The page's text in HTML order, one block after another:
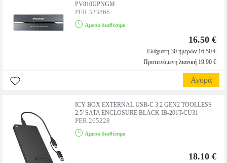
PV810UPNGM
PER.323866
Αμεσα διαθέσιμο
16.50 €
Ελάχιστη 30 ημερών 16.50 €
Προτεινόμενη λιανική 19.90 €
Αγορά
ICY BOX EXTERNAL USB-C 3.2 GEN2 TOOLLESS
2.5' SATA ENCLOSURE BLACK IB-201T-CU31
PER.265228
Αμεσα διαθέσιμο
18.10 €